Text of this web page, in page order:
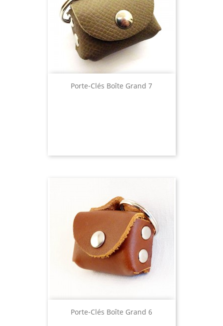
Porte-Clés Boîte Grand 7
Porte-Clés Boîte Grand 6